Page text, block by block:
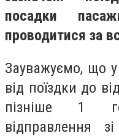
посадки
проводитися за
Зауважуємо, що
від поїздки до
пізніше 1
відправлення